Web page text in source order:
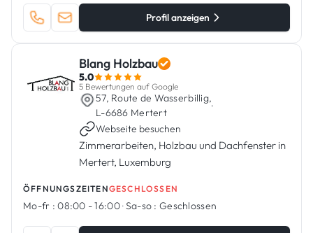
Profil anzeigen
Blang Holzbau
5.0
5 Bewertungen auf Google
57, Route de Wasserbillig,
L-6686 Mertert
·
Webseite besuchen
Zimmerarbeiten, Holzbau und Dachfenster in
Mertert, Luxemburg
ÖFFNUNGSZEITENGESCHLOSSEN
Mo-fr : 08:00 - 16:00·Sa-so : Geschlossen